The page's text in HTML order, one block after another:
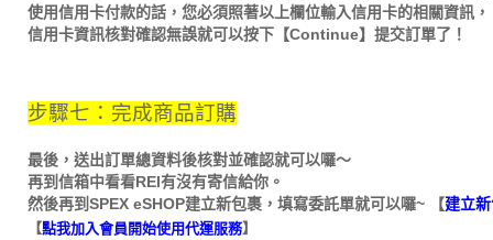
使用信用卡付款的話，您必須照著以上欄位輸入信用卡的相關資訊，
信用卡資訊核對確認無誤就可以按下【Continue】提交訂單了！
步驟七：完成商品訂購
最後，送出訂單總資料後核對並確認就可以囉～
再到信箱中看看REI有沒有寄信給你。
然後再到SPEX eSHOP建立新包裹，填寫委託單就可以囉~ 【建立
【點我加入會員開始使用代運服務】